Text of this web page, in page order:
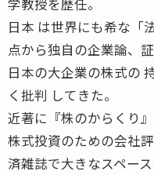
日本 は世界にも希な「
点から独自の企業論、
日本の大企業の株式の
く批判 してきた。
近著に『株のからくり
株式投資のための会社
済雑誌で大きなスペー